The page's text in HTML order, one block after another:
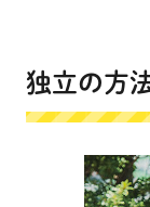
独立の方